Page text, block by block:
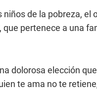
de la pobreza, el
que pertenece a una
dolorosa elección
te ama no te